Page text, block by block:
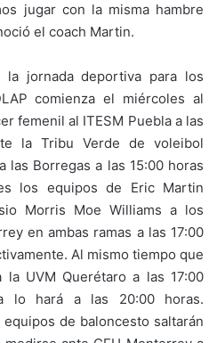
jugar con la misma hambre
el coach Martin.
jornada deportiva para los
comienza el miércoles al
femenil al ITESM Puebla a las
la Tribu Verde de voleibol
las Borregas a las 15:00 horas
los equipos de Eric Martin
Morris Moe Williams a los
en ambas ramas a las 17:00
Al mismo tiempo que
UVM Querétaro a las 17:00
lo hará a las 20:00 horas.
de baloncesto saltarán